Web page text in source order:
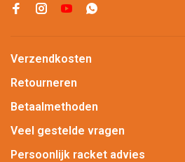
Verzendkosten
Retourneren
Betaalmethoden
Veel gestelde vragen
Persoonlijk racket advies